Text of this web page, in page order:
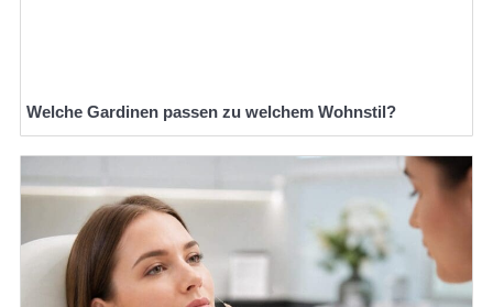
Welche Gardinen passen zu welchem Wohnstil?